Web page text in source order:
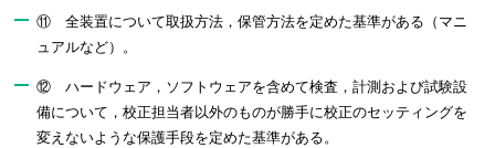
⑪ 全装置について取扱方法，保管方法を定めた基準がある（マニ
ュアルなど）。
⑫ ハードウェア，ソフトウェアを含めて検査，計測および試験設
備について，校正担当者以外のものが勝手に校正のセッティングを
変えないような保護手段を定めた基準がある。